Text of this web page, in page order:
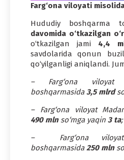
Farg‘ona viloyati
Hududiy boshqarma
davomida o‘tkazilgan
o‘tkazilgan jami 4,4
savdolarida qonun
qo‘yilganligi aniqlandi.
– Farg‘ona viloyat
boshqarmasida3,5 mlrd
– Farg‘ona viloyat
490 mlnso‘mga yaqin 3 ta;
– Farg‘ona
boshqarmasida250 mln